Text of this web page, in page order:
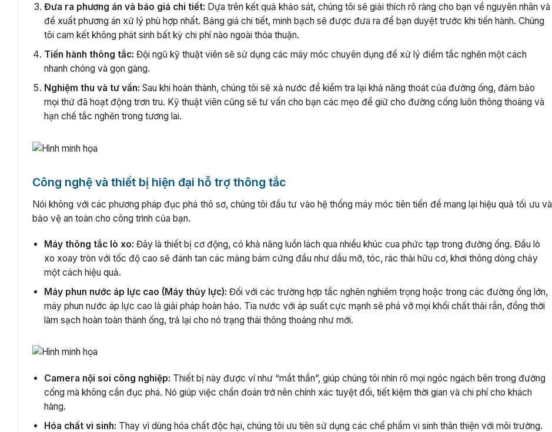
Đưa ra phương án và báo giá chi tiết: Dựa trên kết quả khảo sát, chúng tôi sẽ giải thích rõ ràng cho bạn về nguyên nhân và
đề xuất phương án xử lý phù hợp nhất. Bảng giá chi tiết, minh bạch sẽ được đưa ra để bạn duyệt trước khi tiến hành. Chúng
tôi cam kết không phát sinh bất kỳ chi phí nào ngoài thỏa thuận.
Tiến hành thông tắc: Đội ngũ kỹ thuật viên sẽ sử dụng các máy móc chuyên dụng để xử lý điểm tắc nghẽn một cách
nhanh chóng và gọn gàng.
Nghiệm thu và tư vấn: Sau khi hoàn thành, chúng tôi sẽ xả nước để kiểm tra lại khả năng thoát của đường ống, đảm bảo
mọi thứ đã hoạt động trơn tru. Kỹ thuật viên cũng sẽ tư vấn cho bạn các mẹo để giữ cho đường cống luôn thông thoáng và
hạn chế tắc nghẽn trong tương lai.
Công nghệ và thiết bị hiện đại hỗ trợ thông tắc
Nói không với các phương pháp đục phá thô sơ, chúng tôi đầu tư vào hệ thống máy móc tiên tiến để mang lại hiệu quả tối ưu và
bảo vệ an toàn cho công trình của bạn.
Máy thông tắc lò xo: Đây là thiết bị cơ động, có khả năng luồn lách qua nhiều khúc cua phức tạp trong đường ống. Đầu lò
xo xoay tròn với tốc độ cao sẽ đánh tan các mảng bám cứng đầu như dầu mỡ, tóc, rác thải hữu cơ, khơi thông dòng chảy
một cách hiệu quả.
Máy phun nước áp lực cao (Máy thủy lực): Đối với các trường hợp tắc nghẽn nghiêm trọng hoặc trong các đường ống lớn,
máy phun nước áp lực cao là giải pháp hoàn hảo. Tia nước với áp suất cực mạnh sẽ phá vỡ mọi khối chất thải rắn, đồng thời
làm sạch hoàn toàn thành ống, trả lại cho nó trạng thái thông thoáng như mới.
Camera nội soi công nghiệp: Thiết bị này được ví như “mắt thần”, giúp chúng tôi nhìn rõ mọi ngóc ngách bên trong đường
cống mà không cần đục phá. Nó giúp việc chẩn đoán trở nên chính xác tuyệt đối, tiết kiệm thời gian và chi phí cho khách
hàng.
Hóa chất vi sinh: Thay vì dùng hóa chất độc hại, chúng tôi ưu tiên sử dụng các chế phẩm vi sinh thân thiện với môi trường.